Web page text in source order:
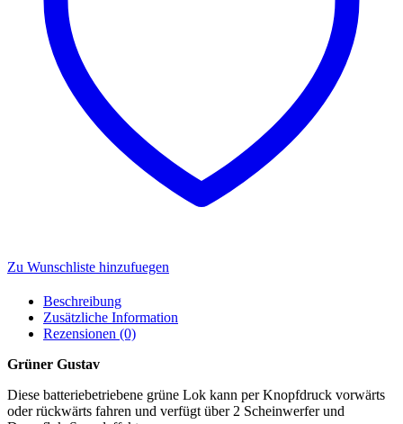
Zu Wunschliste hinzufuegen
Beschreibung
Zusätzliche Information
Rezensionen (0)
Grüner Gustav
Diese batteriebetriebene grüne Lok kann per Knopfdruck vorwärts
oder rückwärts fahren und verfügt über 2 Scheinwerfer und